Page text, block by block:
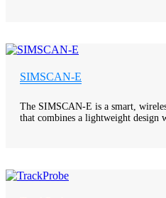
SIMSCAN-E
The SIMSCAN-E is a smart,
that combines a lightweight design